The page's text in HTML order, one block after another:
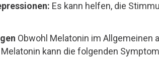
Es kann helfen, die
Obwohl Melatonin im Allgemeinen
kann die folgenden